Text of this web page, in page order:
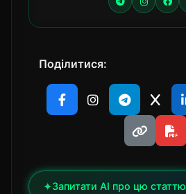
Поділитися:
✦Запитати AI про цю статтю